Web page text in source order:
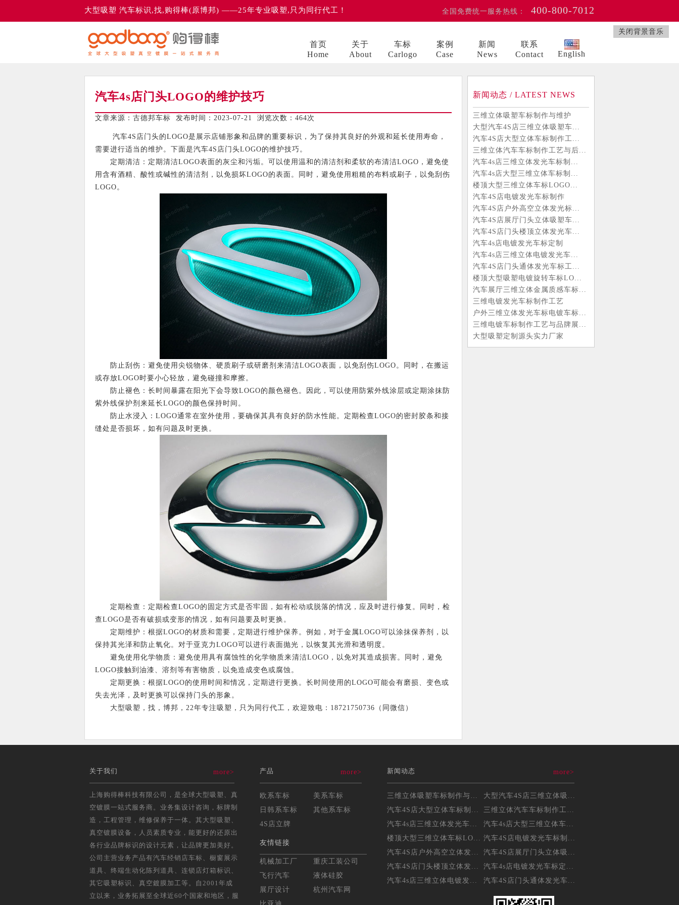
关闭背景音乐
大型吸塑 汽车标识,找,购得棒(原博邦) ——25年专业吸塑,只为同行代工！ 全国免费统一服务热线： 400-800-7012
首页
Home
关于
About
车标
Carlogo
案例
Case
新闻
News
联系
Contact
English
汽车4s店门头LOGO的维护技巧
文章来源：古德邦车标 发布时间：2023-07-21 浏览次数： 464次
汽车4S店门头的LOGO是展示店铺形象和品牌的重要标识，为了保持其良好的外观和延长使用寿命，
需要进行适当的维护。下面是汽车4S店门头LOGO的维护技巧。
定期清洁：定期清洁LOGO表面的灰尘和污垢。可以使用温和的清洁剂和柔软的布清洁LOGO，避免使
用含有酒精、酸性或碱性的清洁剂，以免损坏LOGO的表面。同时，避免使用粗糙的布料或刷子，以免刮伤
LOGO。
防止刮伤：避免使用尖锐物体、硬质刷子或研磨剂来清洁LOGO表面，以免刮伤LOGO。同时，在搬运
或存放LOGO时要小心轻放，避免碰撞和摩擦。
防止褪色：长时间暴露在阳光下会导致LOGO的颜色褪色。因此，可以使用防紫外线涂层或定期涂抹防
紫外线保护剂来延长LOGO的颜色保持时间。
防止水浸入：LOGO通常在室外使用，要确保其具有良好的防水性能。定期检查LOGO的密封胶条和接
缝处是否损坏，如有问题及时更换。
定期检查：定期检查LOGO的固定方式是否牢固，如有松动或脱落的情况，应及时进行修复。同时，检
查LOGO是否有破损或变形的情况，如有问题要及时更换。
定期维护：根据LOGO的材质和需要，定期进行维护保养。例如，对于金属LOGO可以涂抹保养剂，以
保持其光泽和防止氧化。对于亚克力LOGO可以进行表面抛光，以恢复其光滑和透明度。
避免使用化学物质：避免使用具有腐蚀性的化学物质来清洁LOGO，以免对其造成损害。同时，避免
LOGO接触到油漆、溶剂等有害物质，以免造成变色或腐蚀。
定期更换：根据LOGO的使用时间和情况，定期进行更换。长时间使用的LOGO可能会有磨损、变色或
失去光泽，及时更换可以保持门头的形象。
大型吸塑，找，博邦，22年专注吸塑，只为同行代工，欢迎致电：18721750736（同微信）
新闻动态 / LATEST NEWS
三维立体吸塑车标制作与维护
大型汽车4S店三维立体吸塑车...
汽车4S店大型立体车标制作工...
三维立体汽车车标制作工艺与后...
汽车4s店三维立体发光车标制...
汽车4s店大型三维立体车标制...
楼顶大型三维立体车标LOGO...
汽车4S店电镀发光车标制作
汽车4S店户外高空立体发光标...
汽车4S店展厅门头立体吸塑车...
汽车4S店门头楼顶立体发光车...
汽车4s店电镀发光车标定制
汽车4s店三维立体电镀发光车...
汽车4S店门头通体发光车标工...
楼顶大型吸塑电镀旋转车标LO...
汽车展厅三维立体金属质感车标...
三维电镀发光车标制作工艺
户外三维立体发光车标电镀车标...
三维电镀车标制作工艺与品牌展...
大型吸塑定制源头实力厂家
关于我们 more>
上海购得棒科技有限公司，是全球大型吸塑、真
空镀膜一站式服务商。业务集设计咨询，标牌制
造，工程管理，维修保养于一体。其大型吸塑、
真空镀膜设备，人员素质专业，能更好的还原出
各行业品牌标识的设计元素，让品牌更加美好。
公司主营业务产品有汽车经销店车标、橱窗展示
道具、终端生动化陈列道具、连锁店灯箱标识、
其它吸塑标识、真空鍍膜加工等。自2001年成
立以来，业务拓展至全球近60个国家和地区，服
产品 more>
欧系车标
美系车标
日韩系车标
其他系车标
4S店立牌
友情链接
机械加工厂
重庆工装公司
飞行汽车
液体硅胶
展厅设计
杭州汽车网
新闻动态 more>
大型汽车4S店三维立体吸...
汽车4S店大型立体车标制...
汽车4s店三维立体发光车...
汽车4s店大型三维立体车...
楼顶大型三维立体车标LO...
汽车4S店电镀发光车标制...
汽车4S店户外高空立体发...
汽车4S店展厅门头立体吸...
汽车4S店门头楼顶立体发...
汽车4s店电镀发光车标定...
汽车4s店三维立体电镀发...
汽车4S店门头通体发光车...